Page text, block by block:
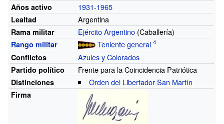
Años activo 1931-1965
Lealtad Argentina
Rama militar Ejército Argentino (Caballería)
Rango militar Teniente general
Conflictos Azules y Colorados
Partido político Frente para la Coincidencia Patriótica
Distinciones Orden del Libertador San Martín
Firma